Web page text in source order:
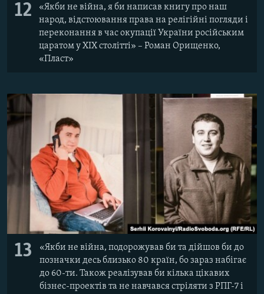
12
«Якби не війна, я би написав книгу про наш
народ, відстоювання права на релігійні погляди і
переконання в час окупації України російським
царатом у ХІХ столітті» – ​Роман Орищенко,
«Пласт»
13
«Якби не війна, подорожував би та дійшов би до
позначки десь близько 80 країн, бо зараз набігає
до 60-ти. Також реалізував би кілька цікавих
бізнес-проектів та не навчався стріляти з РПГ-7 і